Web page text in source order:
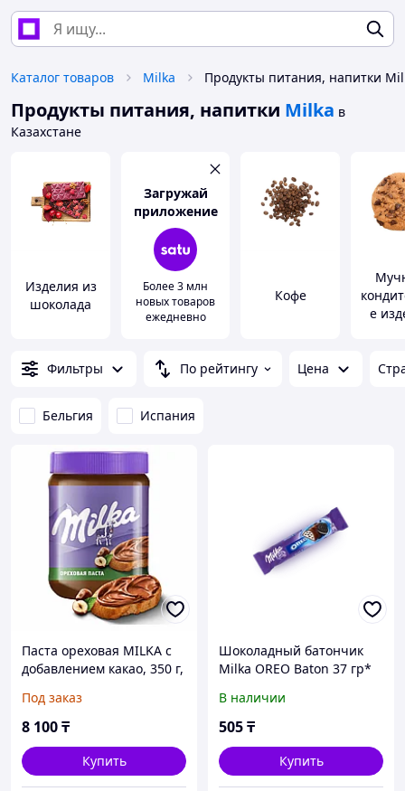
Каталог товаров Milka Продукты питания, напитки
Продукты питания, напитки Milka в
Казахстане
Изделия из
шоколада
Загружай
приложение
Более 3 млн
новых товаров
ежедневно
Кофе
е
Фильтры По рейтингу Цена
Бельгия Испания
Паста ореховая MILKA с
добавлением какао, 350 г,
Под заказ
8 100₸
Купить
Шоколадный батончик
Milka OREO Baton 37 гр*
В наличии
505₸
Купить